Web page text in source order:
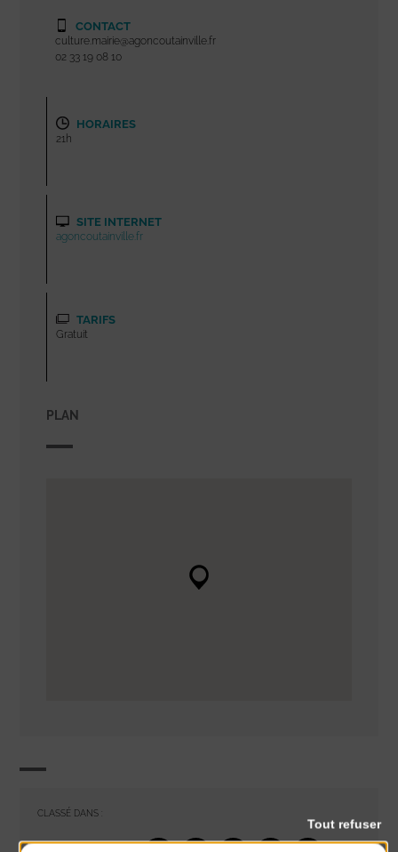
CONTACT
culture.mairie@agoncoutainville.fr
02 33 19 08 10
HORAIRES
21h
SITE INTERNET
agoncoutainville.fr
TARIFS
Gratuit
PLAN
CLASSÉ DANS :
Tout refuser